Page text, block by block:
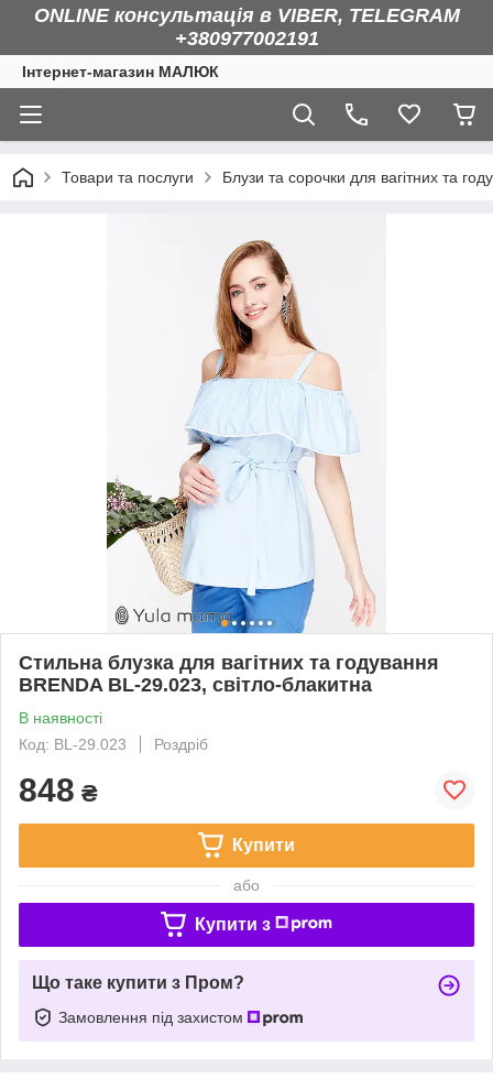
ONLINE консультація в VIBER, TELEGRAM
+380977002191
Інтернет-магазин МАЛЮК
Товари та послуги Блузи та сорочки для вагітних та
Стильна блузка для вагітних та годування
BRENDA BL-29.023, світло-блакитна
В наявності
Код: BL-29.023
Роздріб
848 ₴
Купити
або
Купити з
Що таке купити з Пром?
Замовлення під захистом